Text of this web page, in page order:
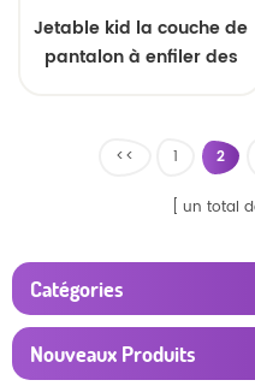
Jetable kid la couche de
pantalon à enfiler des
<< 1 2
un total
Catégories
Nouveaux Produits